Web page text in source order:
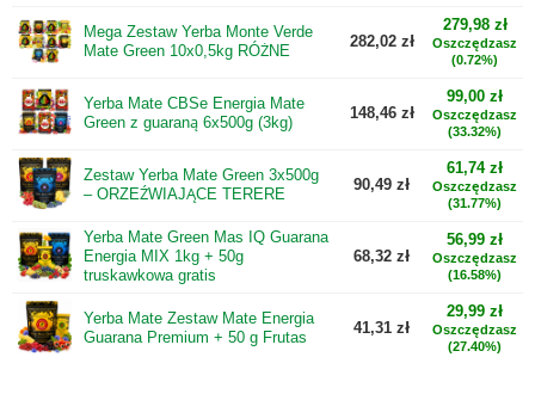
Mega Zestaw Yerba Monte Verde
Mate Green 10x0,5kg RÓŻNE
282,02 zł
279,98 zł
Oszczędzasz
(0.72%)
Yerba Mate CBSe Energia Mate
Green z guaraną 6x500g (3kg)
148,46 zł
99,00 zł
Oszczędzasz
(33.32%)
Zestaw Yerba Mate Green 3x500g
– ORZEŹWIAJĄCE TERERE
90,49 zł
61,74 zł
Oszczędzasz
(31.77%)
Yerba Mate Green Mas IQ Guarana
Energia MIX 1kg + 50g
truskawkowa gratis
68,32 zł
56,99 zł
Oszczędzasz
(16.58%)
Yerba Mate Zestaw Mate Energia
Guarana Premium + 50 g Frutas
41,31 zł
29,99 zł
Oszczędzasz
(27.40%)